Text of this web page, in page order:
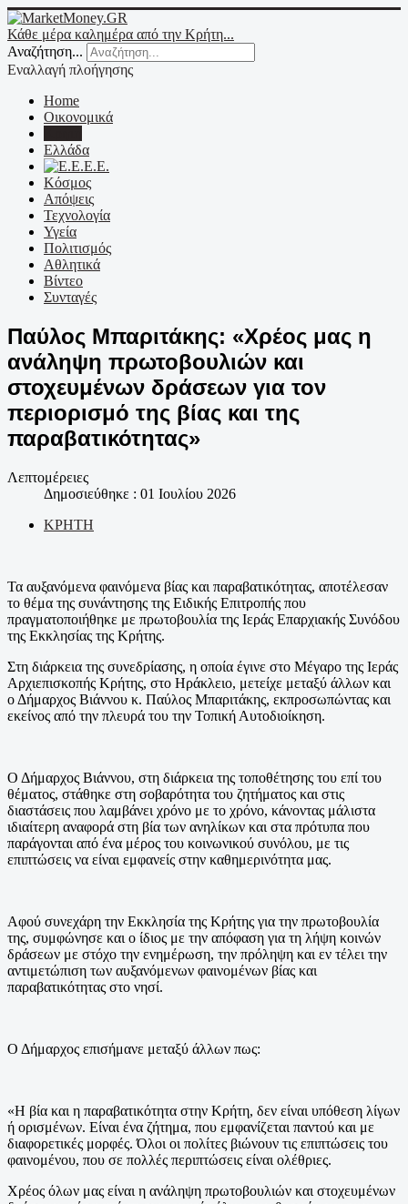
Κάθε μέρα καλημέρα από την Κρήτη...
Αναζήτηση...
Εναλλαγή πλοήγησης
Home
Οικονομικά
Ελλάδα
Ε.Ε.
Κόσμος
Απόψεις
Τεχνολογία
Υγεία
Πολιτισμός
Αθλητικά
Βίντεο
Συνταγές
Παύλος Μπαριτάκης: «Χρέος μας η
ανάληψη πρωτοβουλιών και
στοχευμένων δράσεων για τον
περιορισμό της βίας και της
παραβατικότητας»
Λεπτομέρειες
Δημοσιεύθηκε : 01 Ιουλίου 2026
ΚΡΗΤΗ
Τα αυξανόμενα φαινόμενα βίας και παραβατικότητας, αποτέλεσαν
το θέμα της συνάντησης της Ειδικής Επιτροπής που
πραγματοποιήθηκε με πρωτοβουλία της Ιεράς Επαρχιακής Συνόδου
της Εκκλησίας της Κρήτης.
Στη διάρκεια της συνεδρίασης, η οποία έγινε στο Μέγαρο της Ιεράς
Αρχιεπισκοπής Κρήτης, στο Ηράκλειο, μετείχε μεταξύ άλλων και
ο Δήμαρχος Βιάννου κ. Παύλος Μπαριτάκης, εκπροσωπώντας και
εκείνος από την πλευρά του την Τοπική Αυτοδιοίκηση.
Ο Δήμαρχος Βιάννου, στη διάρκεια της τοποθέτησης του επί του
θέματος, στάθηκε στη σοβαρότητα του ζητήματος και στις
διαστάσεις που λαμβάνει χρόνο με το χρόνο, κάνοντας μάλιστα
ιδιαίτερη αναφορά στη βία των ανηλίκων και στα πρότυπα που
παράγονται από ένα μέρος του κοινωνικού συνόλου, με τις
επιπτώσεις να είναι εμφανείς στην καθημερινότητα μας.
Αφού συνεχάρη την Εκκλησία της Κρήτης για την πρωτοβουλία
της, συμφώνησε και ο ίδιος με την απόφαση για τη λήψη κοινών
δράσεων με στόχο την ενημέρωση, την πρόληψη και εν τέλει την
αντιμετώπιση των αυξανόμενων φαινομένων βίας και
παραβατικότητας στο νησί.
Ο Δήμαρχος επισήμανε μεταξύ άλλων πως:
«Η βία και η παραβατικότητα στην Κρήτη, δεν είναι υπόθεση λίγων
ή ορισμένων. Είναι ένα ζήτημα, που εμφανίζεται παντού και με
διαφορετικές μορφές. Όλοι οι πολίτες βιώνουν τις επιπτώσεις του
φαινομένου, που σε πολλές περιπτώσεις είναι ολέθριες.
Χρέος όλων μας είναι η ανάληψη πρωτοβουλιών και στοχευμένων